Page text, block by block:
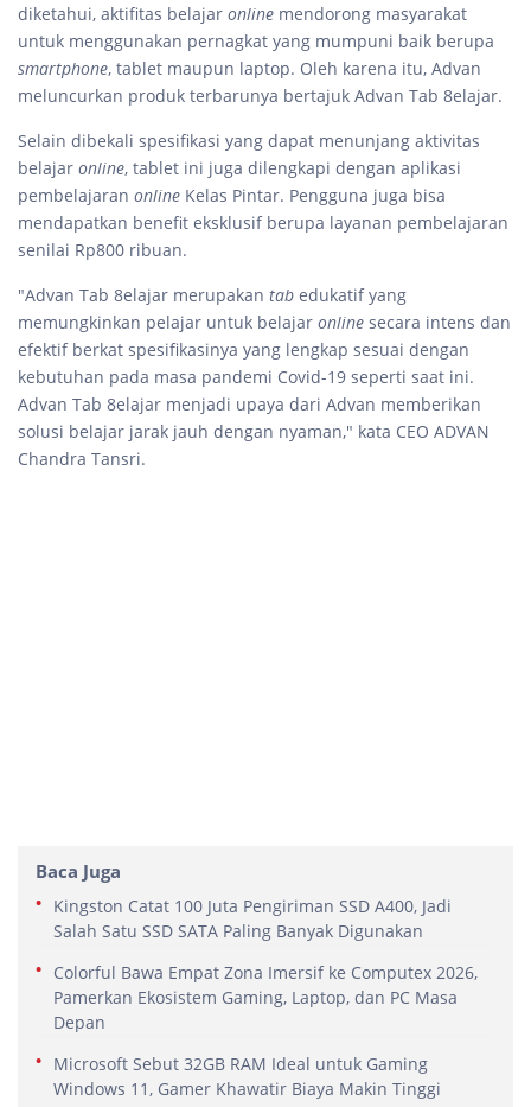
diketahui, aktifitas belajar online mendorong masyarakat
untuk menggunakan pernagkat yang mumpuni baik berupa
smartphone, tablet maupun laptop. Oleh karena itu, Advan
meluncurkan produk terbarunya bertajuk Advan Tab 8elajar.
Selain dibekali spesifikasi yang dapat menunjang aktivitas
belajar online, tablet ini juga dilengkapi dengan aplikasi
pembelajaran online Kelas Pintar. Pengguna juga bisa
mendapatkan benefit eksklusif berupa layanan pembelajaran
senilai Rp800 ribuan.
"Advan Tab 8elajar merupakan tab edukatif yang
memungkinkan pelajar untuk belajar online secara intens dan
efektif berkat spesifikasinya yang lengkap sesuai dengan
kebutuhan pada masa pandemi Covid-19 seperti saat ini.
Advan Tab 8elajar menjadi upaya dari Advan memberikan
solusi belajar jarak jauh dengan nyaman," kata CEO ADVAN
Chandra Tansri.
Baca Juga
Kingston Catat 100 Juta Pengiriman SSD A400, Jadi
Salah Satu SSD SATA Paling Banyak Digunakan
Colorful Bawa Empat Zona Imersif ke Computex 2026,
Pamerkan Ekosistem Gaming, Laptop, dan PC Masa
Depan
Microsoft Sebut 32GB RAM Ideal untuk Gaming
Windows 11, Gamer Khawatir Biaya Makin Tinggi